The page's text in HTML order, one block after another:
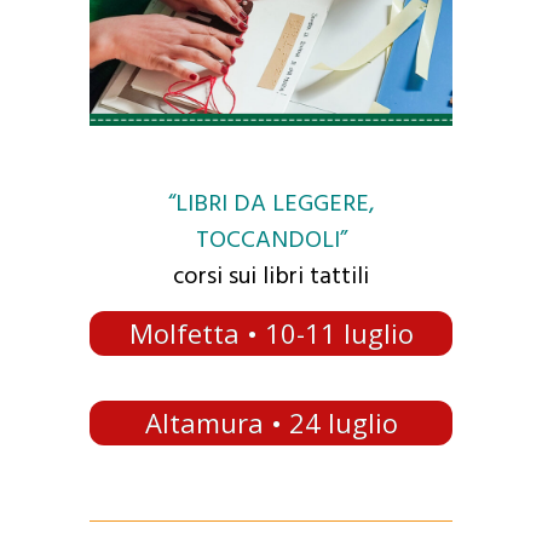
“LIBRI DA LEGGERE,
TOCCANDOLI”
corsi sui libri tattili
Molfetta • 10-11 luglio
Altamura • 24 luglio